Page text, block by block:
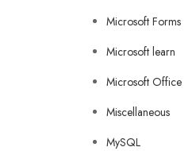
Microsoft Forms
Microsoft learn
Microsoft Office
Miscellaneous
MySQL